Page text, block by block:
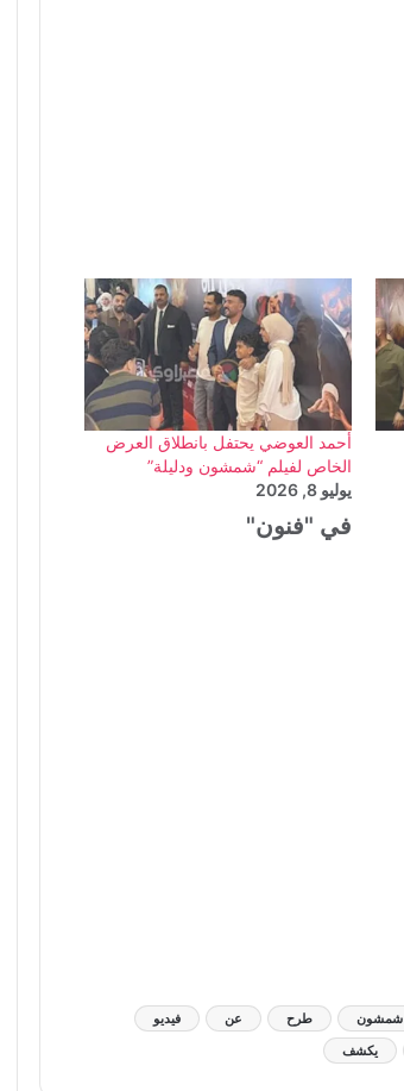
أحمد العوضي يحتفل بانطلاق العرض
الخاص لفيلم “شمشون ودليلة”
يوليو 8, 2026
في "فنون"
شمشون طرح عن
فيديو
يكشف